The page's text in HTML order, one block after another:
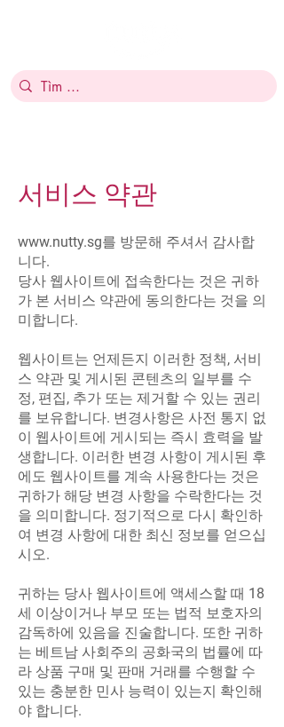
서비스 약관
www.nutty.sg를 방문해 주셔서 감사합
니다.
당사 웹사이트에 접속한다는 것은 귀하
가 본 서비스 약관에 동의한다는 것을 의
미합니다.
웹사이트는 언제든지 이러한 정책, 서비
스 약관 및 게시된 콘텐츠의 일부를 수
정, 편집, 추가 또는 제거할 수 있는 권리
를 보유합니다. 변경사항은 사전 통지 없
이 웹사이트에 게시되는 즉시 효력을 발
생합니다. 이러한 변경 사항이 게시된 후
에도 웹사이트를 계속 사용한다는 것은
귀하가 해당 변경 사항을 수락한다는 것
을 의미합니다. 정기적으로 다시 확인하
여 변경 사항에 대한 최신 정보를 얻으십
시오.
귀하는 당사 웹사이트에 액세스할 때 18
세 이상이거나 부모 또는 법적 보호자의
감독하에 있음을 진술합니다. 또한 귀하
는 베트남 사회주의 공화국의 법률에 따
라 상품 구매 및 판매 거래를 수행할 수
있는 충분한 민사 능력이 있는지 확인해
야 합니다.